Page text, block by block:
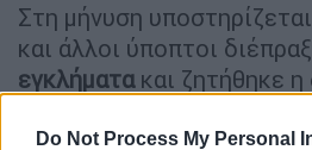
Do Not Process My Personal
Στη μήνυση
και άλλοι ύποπτοι
εγκλήματακαι ζητήθηκε η
Οι κατηγορίες των